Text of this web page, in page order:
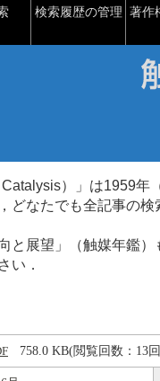
検索履歴の管理 著作
Catalysis）」は1959年
どなたでも全記事の
と展望」（触媒年鑑
い．
758.0 KB(閲覧回数：13